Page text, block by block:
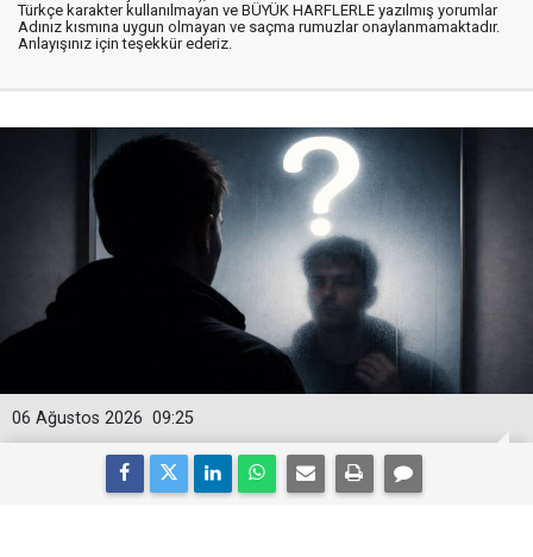
Türkçe karakter kullanılmayan ve BÜYÜK HARFLERLE yazılmış yorumlar
Adınız kısmına uygun olmayan ve saçma rumuzlar onaylanmamaktadır.
Anlayışınız için teşekkür ederiz.
09:25
06 Ağustos 2026